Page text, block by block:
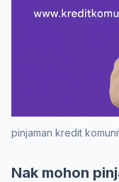
pinjaman kredit
Nak mohon